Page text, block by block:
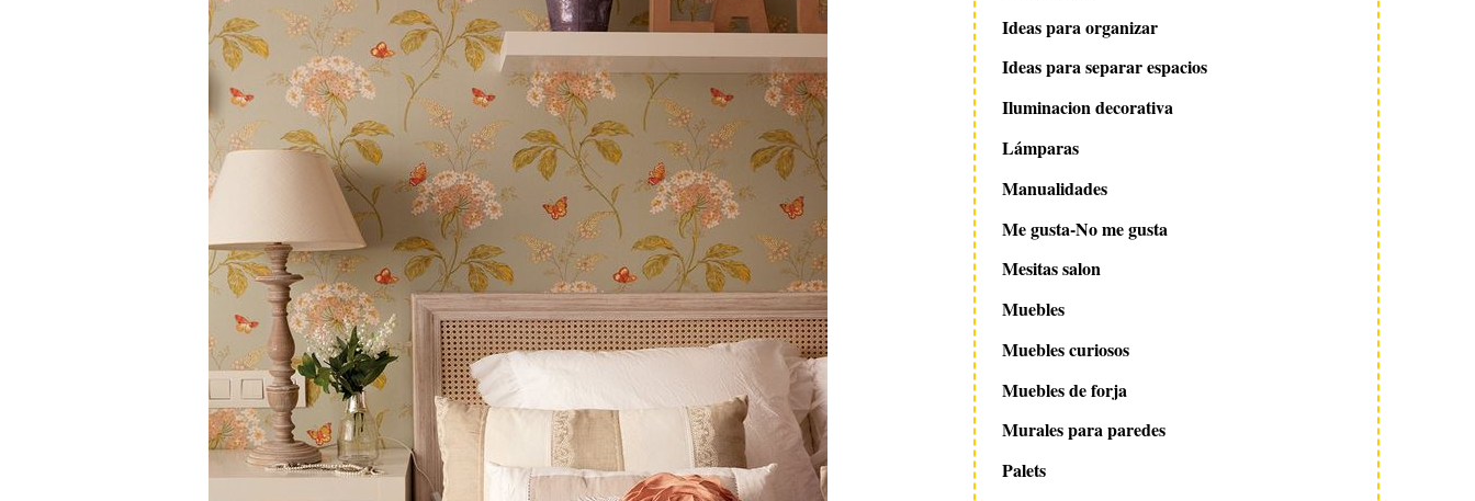
Ideas para organizar
Ideas para separar espacios
Iluminacion decorativa
Lámparas
Manualidades
Me gusta-No me gusta
Mesitas salon
Muebles
Muebles curiosos
Muebles de forja
Murales para paredes
Palets